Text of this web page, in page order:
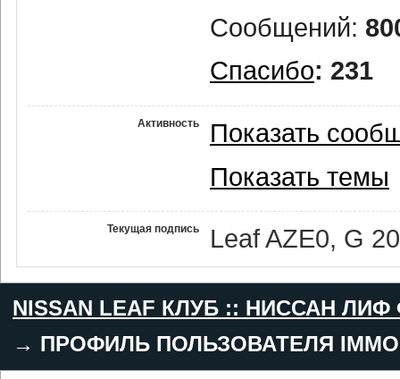
Сообщений:
Спасибо: 231
Активность
Показать
Показать темы
Текущая подпись Leaf AZE0, G
NISSAN LEAF КЛУБ :: НИССАН
→ ПРОФИЛЬ ПОЛЬЗОВАТЕЛЯ